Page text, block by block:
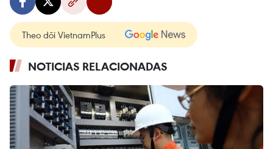
Theo dõi VietnamPlus
NOTICIAS RELACIONADAS